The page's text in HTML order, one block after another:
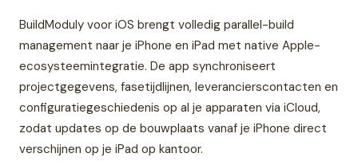
BuildModuly voor iOS brengt volledig parallel-build
management naar je iPhone en iPad met native Apple-
ecosysteemintegratie. De app synchroniseert
projectgegevens, fasetijdlijnen, leverancierscontacten en
configuratiegeschiedenis op al je apparaten via iCloud,
zodat updates op de bouwplaats vanaf je iPhone direct
verschijnen op je iPad op kantoor.